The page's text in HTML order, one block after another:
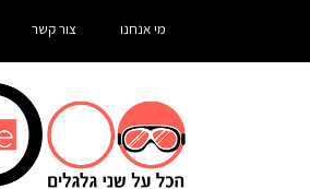
מי אנחנו צור קשר